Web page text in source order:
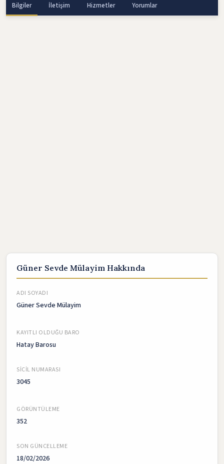
Bilgiler İletişim Hizmetler Yorumlar
Güner Sevde Mülayim Hakkında
ADI SOYADI
Güner Sevde Mülayim
KAYITLI OLDUĞU BARO
Hatay Barosu
SICIL NUMARASI
3045
GÖRÜNTÜLEME
352
SON GÜNCELLEME
18/02/2026